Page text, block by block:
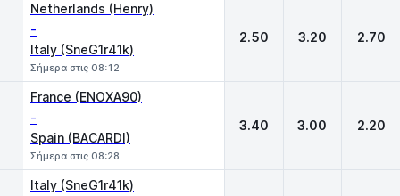
Netherlands (Henry)
-
Italy (SneG1r41k)
Σήμερα στις 08:12
2.50 3.20 2.70
France (ENOXA90)
-
Spain (BACARDI)
Σήμερα στις 08:28
3.40 3.00 2.20
Italy (SneG1r41k)